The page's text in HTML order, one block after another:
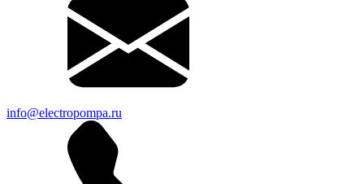
info@electropompa.ru